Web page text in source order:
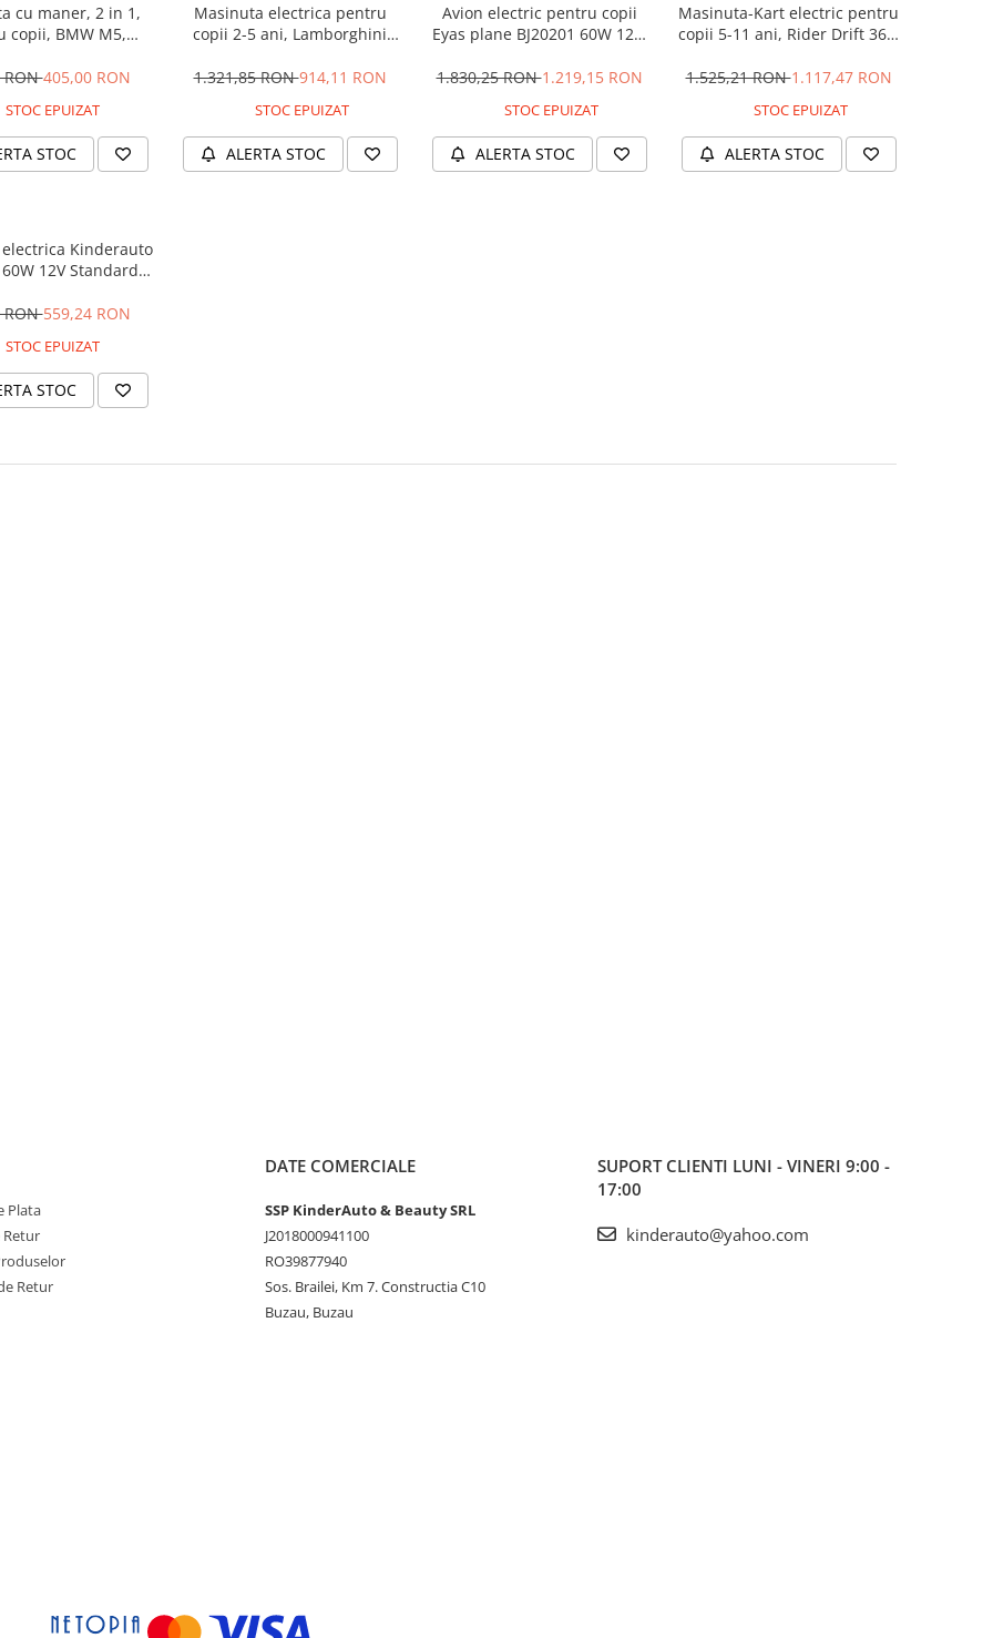
cu maner, 2 in 1,
copii, BMW M5,
RON405,00 RON
STOC EPUIZAT
STOC
Masinuta electrica pentru
copii 2-5 ani, Lamborghini
12V, galbena
1.321,85 RON914,11 RON
STOC EPUIZAT
ALERTA STOC
Avion electric pentru copii
Eyas plane BJ20201 60W 12V,
1.830,25 RON1.219,15 RON
STOC EPUIZAT
ALERTA STOC
Masinuta-Kart electric pentru
copii 5-11 ani, Rider Drift 360,
1.525,21 RON1.117,47 RON
STOC EPUIZAT
ALERTA STOC
Kinderauto
60W 12V Standard,
RON559,24 RON
STOC EPUIZAT
STOC
Plata
Retur
Retur
DATE COMERCIALE
SSP KinderAuto & Beauty SRL
J2018000941100
RO39877940
Sos. Brailei, Km 7. Constructia C10
Buzau, Buzau
SUPORT CLIENTI LUNI - VINERI 9:00 -
17:00
kinderauto@yahoo.com